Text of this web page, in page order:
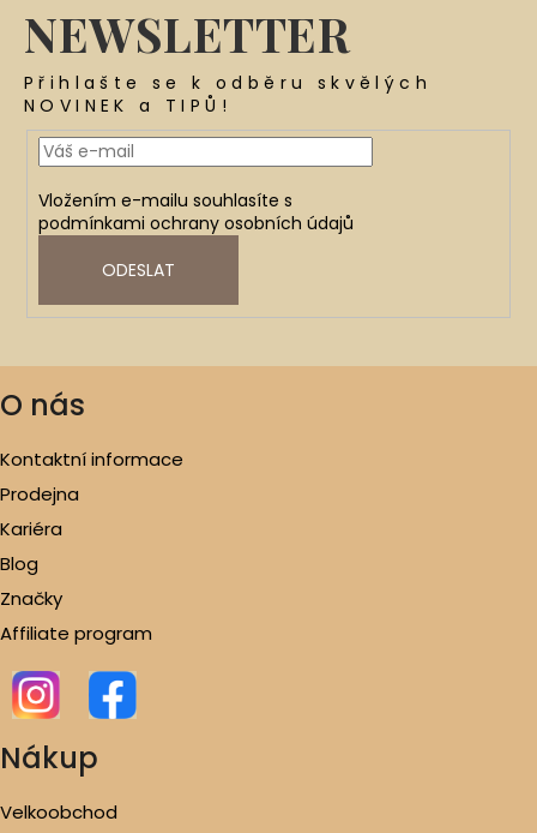
NEWSLETTER
Přihlašte se k odběru skvělých
NOVINEK a TIPŮ!
Vložením e-mailu souhlasíte s
podmínkami ochrany osobních údajů
ODESLAT
O nás
Kontaktní informace
Prodejna
Kariéra
Blog
Značky
Affiliate program
Nákup
Velkoobchod